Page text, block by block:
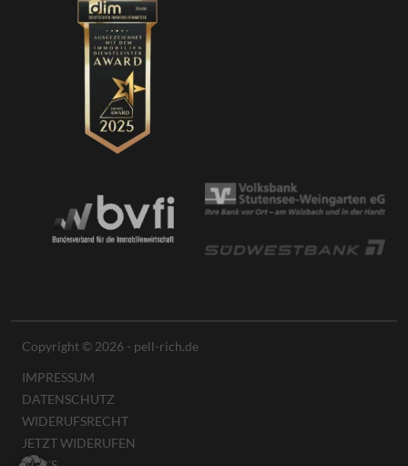
Copyright © 2026 - pell-rich.de
IMPRESSUM
DATENSCHUTZ
WIDERUFSRECHT
JETZT WIDERUFEN